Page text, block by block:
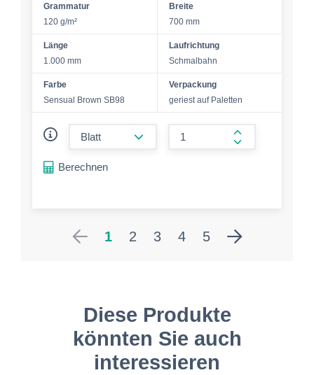
Grammatur
120 g/m²
Breite
700 mm
Länge
1.000 mm
Laufrichtung
Schmalbahn
Farbe
Sensual Brown SB98
Verpackung
geriest auf Paletten
form.increase-
Berechnen
1 2 3 4 5
Diese Produkte
könnten Sie auch
interessieren